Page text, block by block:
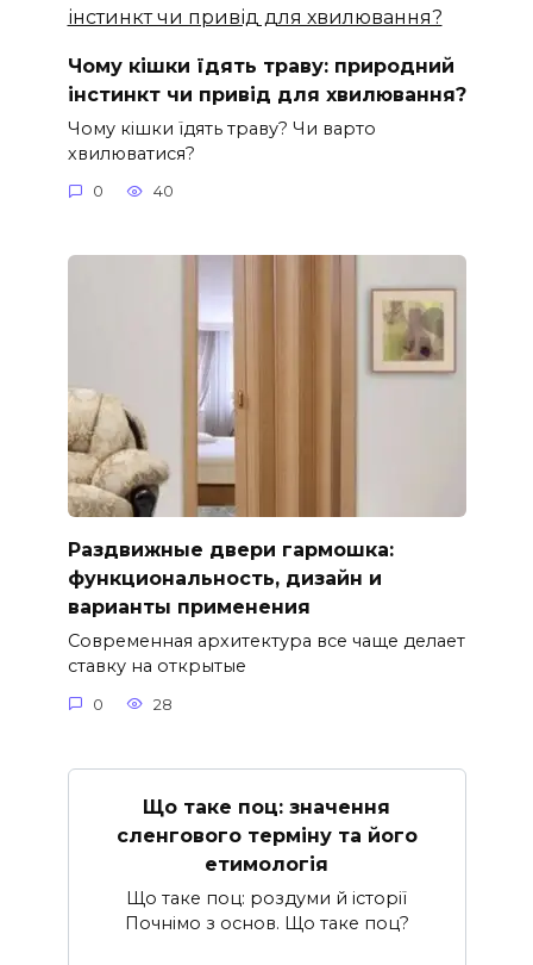
Чому кішки їдять траву: природний
інстинкт чи привід для хвилювання?
Чому кішки їдять траву? Чи варто
хвилюватися?
0 40
Раздвижные двери гармошка:
функциональность, дизайн и
варианты применения
Современная архитектура все чаще делает
ставку на открытые
0 28
Що таке поц: значення
сленгового терміну та його
етимологія
Що таке поц: роздуми й історії
Почнімо з основ. Що таке поц?